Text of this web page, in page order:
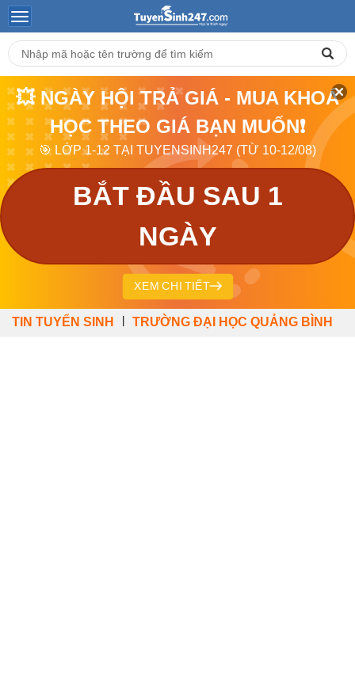
💥 NGÀY HỘI TRẢ GIÁ - MUA KHOÁ
HỌC THEO GIÁ BẠN MUỐN❗
🎯 LỚP 1-12 TẠI TUYENSINH247 (TỪ 10-12/08)
BẮT ĐẦU SAU 1
NGÀY
XEM CHI TIẾT
TIN TUYỂN SINH TRƯỜNG ĐẠI HỌC QUẢNG BÌNH